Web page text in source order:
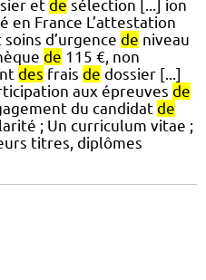
et de sélection [...] ion
en France L’attestation
d’urgence de niveau
de 115 €, non
des frais de dossier [...]
aux épreuves de
du candidat de
; Un curriculum vitae ;
titres, diplômes